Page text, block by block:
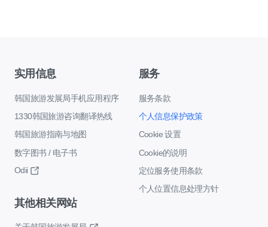
实用信息
韩国旅游发展局手机应用程序
1330韩国旅游咨询翻译热线
韩国旅游指南与地图
数字图书 / 电子书
Odii
服务
服务条款
个人信息保护政策
Cookie 设置
Cookie的说明
定位服务使用条款
个人位置信息处理方针
其他相关网站